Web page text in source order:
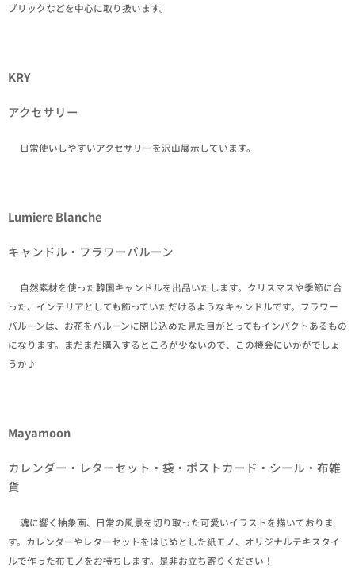
ブリックなどを中心に取り扱います。
KRY
アクセサリー
✒日常使いしやすいアクセサリーを沢山展示しています。
Lumiere Blanche
キャンドル・フラワーバルーン
✒自然素材を使った韓国キャンドルを出品いたします。クリスマスや季節に合
った、インテリアとしても飾っていただけるようなキャンドルです。フラワー
バルーンは、お花をバルーンに閉じ込めた見た目がとってもインパクトあるもの
になります。まだまだ購入するところが少ないので、この機会にいかがでしょ
うか♪
Mayamoon
カレンダー・レターセット・袋・ポストカード・シール・布雑
貨
✒魂に響く抽象画、日常の風景を切り取った可愛いイラストを描いておりま
す。カレンダーやレターセットをはじめとした紙モノ、オリジナルテキスタイ
ルで作った布モノをお持ちします。是非お立ち寄りください！